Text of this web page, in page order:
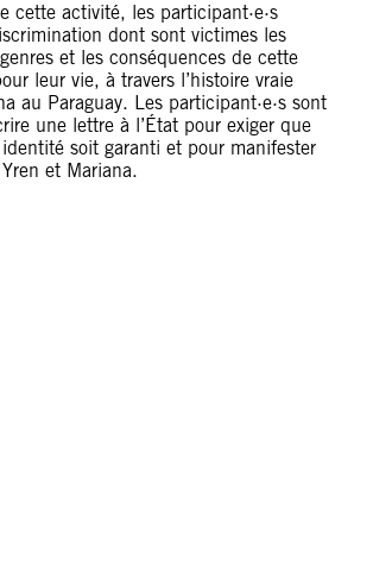
cette activité, les participant·e·s
dont sont victimes les
et les conséquences de cette
leur vie, à travers l’histoire vraie
au Paraguay. Les participant·e·s sont
une lettre à l’État pour exiger que
soit garanti et pour manifester
et Mariana.